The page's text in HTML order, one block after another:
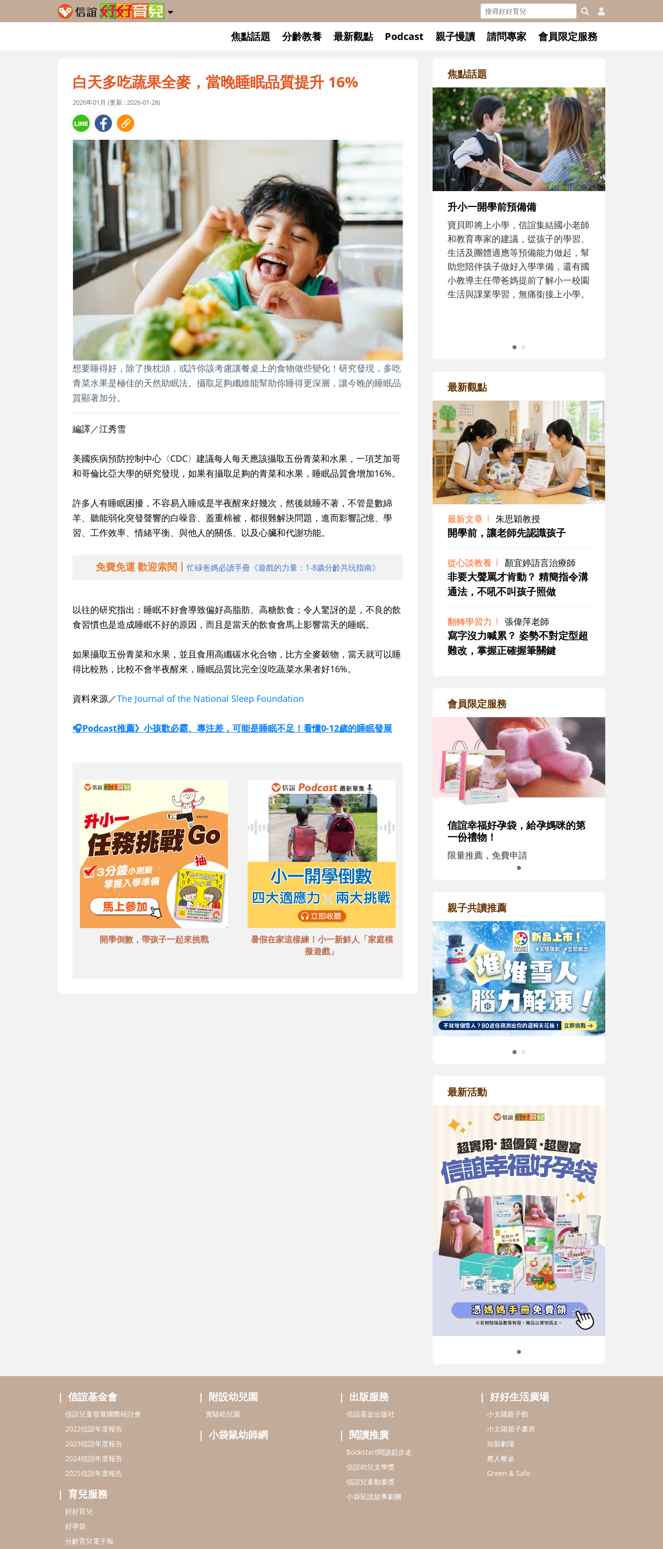
焦點話題 分齡教養 最新觀點 Podcast 親子慢讀 請問專家 會員限定服務
白天多吃蔬果全麥，當晚睡眠品質提升 16%
2026年01月 (更新 : 2026-01-28)
想要睡得好，除了換枕頭，或許你該考慮讓餐桌上的食物做些變化！研究發現，多吃
青菜水果是極佳的天然助眠法。攝取足夠纖維能幫助你睡得更深層，讓今晚的睡眠品
質顯著加分。
編譯／江秀雪
美國疾病預防控制中心〈CDC〉建議每人每天應該攝取五份青菜和水果，一項芝加哥
和哥倫比亞大學的研究發現，如果有攝取足夠的青菜和水果，睡眠品質會增加16%。
許多人有睡眠困擾，不容易入睡或是半夜醒來好幾次，然後就睡不著，不管是數綿
羊、聽能弱化突發聲響的白噪音、蓋重棉被，都很難解決問題，進而影響記憶、學
習、工作效率、情緒平衡、與他人的關係、以及心臟和代謝功能。
免費免運 歡迎索閱丨忙碌爸媽必讀手冊《遊戲的力量：1-8歲分齡共玩指南》
以往的研究指出：睡眠不好會導致偏好高脂肪、高糖飲食；令人驚訝的是，不良的飲
食習慣也是造成睡眠不好的原因，而且是當天的飲食會馬上影響當天的睡眠。
如果攝取五份青菜和水果，並且食用高纖碳水化合物，比方全麥穀物，當天就可以睡
得比較熟，比較不會半夜醒來，睡眠品質比完全沒吃蔬菜水果者好16%。
資料來源／The Journal of the National Sleep Foundation
🎧Podcast推薦》小孩歡必霸、專注差，可能是睡眠不足！看懂0-12歲的睡眠發展
開學倒數，帶孩子一起來挑戰
暑假在家這樣練！小一新鮮人「家庭模
擬遊戲」
焦點話題
升小一開學前預備備
寶貝即將上小學，信誼集結國小老師
和教育專家的建議，從孩子的學習、
生活及團體適應等預備能力做起，幫
助您陪伴孩子做好入學準備，還有國
小教導主任帶爸媽提前了解小一校園
生活與課業學習，無痛銜接上小學。
和孩子一起長大的那個男人│讀
懂父親的不同模樣
沒有人天生就擅長當爸爸！男人總是
在一次次「前所未有」的體驗中，跟
著孩子一起長大。從給予安全感的肢
體遊戲，到獨立自主、角色認同及解
決問題的能力養成。爸爸正嘗試用不
同的模樣，參與孩子每個重要的成長
歷程。
最新觀點
最新文章 朱思穎教授
開學前，讓老師先認識孩子
從心談教養 顏宜婷語言治療師
非要大聲罵才肯動？ 精簡指令溝
通法，不吼不叫孩子照做
翻轉學習力 張偉萍老師
寫字沒力喊累？ 姿勢不對定型超
難改，掌握正確握筆關鍵
會員限定服務
信誼幸福好孕袋，給孕媽咪的第
一份禮物！
限量推薦，免費申請
親子共讀推薦
最新活動
信誼基金會
信誼兒童發展國際研討會
2022信誼年度報告
2023信誼年度報告
2024信誼年度報告
2025信誼年度報告
育兒服務
好好育兒
好孕袋
分齡育兒電子報
附設幼兒園
實驗幼兒園
小袋鼠幼師網
出版服務
信誼基金出版社
閱讀推廣
Bookstart閱讀起步走
信誼幼兒文學獎
信誼兒童動畫獎
小袋鼠說故事劇團
好好生活廣場
小太陽親子館
小太陽親子書房
知新劇場
農人餐桌
Green & Safe